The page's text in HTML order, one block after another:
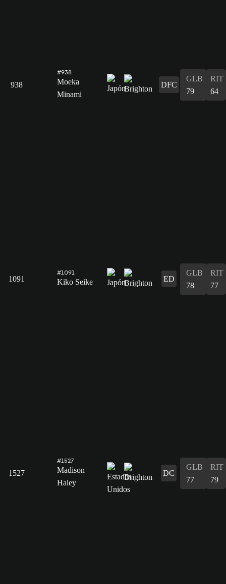
938
#938
Moeka
Minami
DFC
GLB
79
RIT
64
1091
#1091
Kiko Seike ED
GLB
78
RIT
77
1527
#1527
Madison
Haley
DC
GLB
77
RIT
79